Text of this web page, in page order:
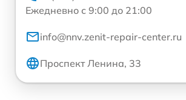
Ежедневно с 9:00 до 21:00
info@nnv.zenit-repair-center.ru
Проспект Ленина, 33